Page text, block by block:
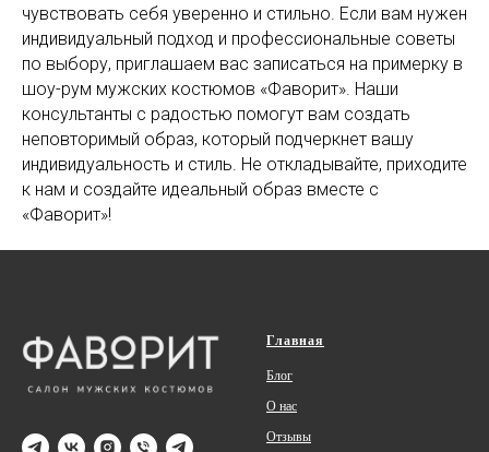
чувствовать себя уверенно и стильно. Если вам нужен
индивидуальный подход и профессиональные советы
по выбору, приглашаем вас записаться на примерку в
шоу-рум мужских костюмов «Фаворит». Наши
консультанты с радостью помогут вам создать
неповторимый образ, который подчеркнет вашу
индивидуальность и стиль. Не откладывайте, приходите
к нам и создайте идеальный образ вместе с
«Фаворит»!
Главная
Блог
О нас
Отзывы